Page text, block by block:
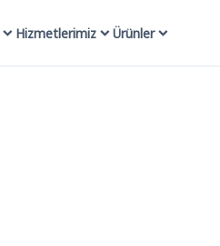
Hizmetlerimiz Ürünler